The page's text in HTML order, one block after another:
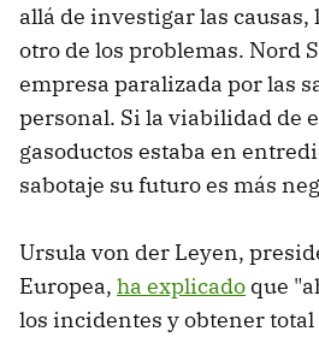
allá de investigar las
otro de los problemas. Nord
empresa paralizada por las
personal. Si la viabilidad de
gasoductos estaba en
sabotaje su futuro es más
Ursula von der Leyen,
Europea, ha explicado que
los incidentes y obtener